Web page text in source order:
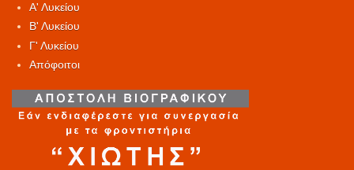
Α' Λυκείου
Β' Λυκείου
Γ' Λυκείου
Απόφοιτοι